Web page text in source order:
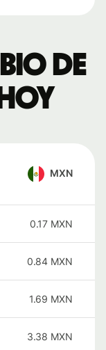
de
hoy
MXN
0.17 MXN
0.84 MXN
1.69 MXN
3.38 MXN